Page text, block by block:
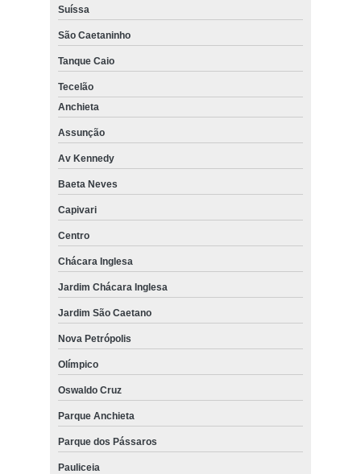
Suíssa
São Caetaninho
Tanque Caio
Tecelão
Anchieta
Assunção
Av Kennedy
Baeta Neves
Capivari
Centro
Chácara Inglesa
Jardim Chácara Inglesa
Jardim São Caetano
Nova Petrópolis
Olímpico
Oswaldo Cruz
Parque Anchieta
Parque dos Pássaros
Pauliceia